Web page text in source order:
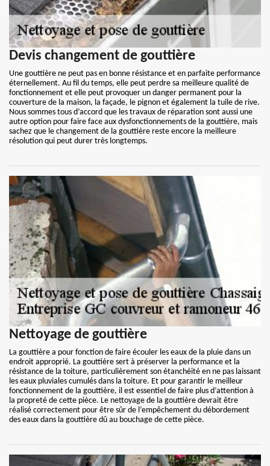
Devis changement de gouttière
Une gouttière ne peut pas en bonne résistance et en parfaite performance
éternellement. Au fil du temps, elle peut perdre sa meilleure qualité de
fonctionnement et elle peut provoquer un danger permanent pour la
couverture de la maison, la façade, le pignon et également la tuile de rive.
Nous sommes tous d’accord que les travaux de réparation sont aussi une
autre option pour faire face aux dysfonctionnements de la gouttière, mais
sachez que le changement de la gouttière reste encore la meilleure
résolution qui peut durer très longtemps.
Nettoyage de gouttière
La gouttière a pour fonction de faire écouler les eaux de la pluie dans un
endroit approprié. La gouttière sert à préserver la performance et la
résistance de la toiture, particulièrement son étanchéité en ne pas laissant
les eaux pluviales cumulés dans la toiture. Et pour garantir le meilleur
fonctionnement de la gouttière, il est essentiel de faire plus d’attention à
la propreté de cette pièce. Le nettoyage de la gouttière devrait être
réalisé correctement pour être sûr de l’empêchement du débordement
des eaux dans la gouttière dû au bouchage de cette pièce.